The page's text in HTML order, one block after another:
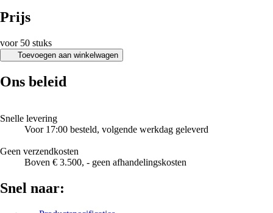
Prijs
voor 50 stuks
Toevoegen aan winkelwagen
Ons beleid
Snelle levering
Voor 17:00 besteld, volgende werkdag geleverd
Geen verzendkosten
Boven € 3.500, - geen afhandelingskosten
Snel naar: